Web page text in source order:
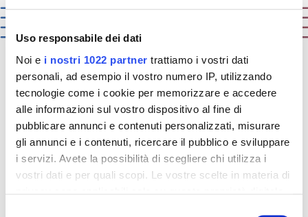
Uso responsabile dei dati
Noi e i nostri 1022 partner trattiamo i vostri dati
personali, ad esempio il vostro numero IP, utilizzando
tecnologie come i cookie per memorizzare e accedere
alle informazioni sul vostro dispositivo al fine di
pubblicare annunci e contenuti personalizzati, misurare
gli annunci e i contenuti, ricercare il pubblico e sviluppare
i servizi. Avete la possibilità di scegliere chi utilizza i
vostri dati e per quali scopi. Le vostre scelte in materia di
通过虚拟现实之旅发现我们的
产品
借助 虚拟现实技术，您可以：